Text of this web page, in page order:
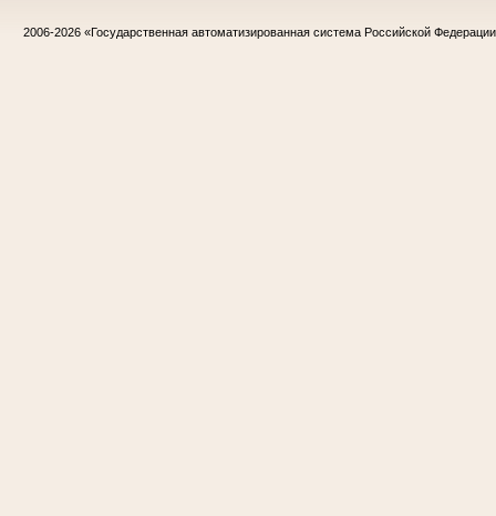
2006-2026 «Государственная автоматизированная система Российской